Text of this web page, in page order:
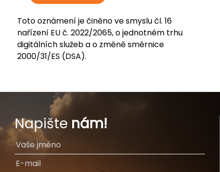
Toto oznámení je činěno ve smyslu čl. 16
nařízení EU č. 2022/2065, o jednotném trhu
digitálních služeb a o změně směrnice
2000/31/ES (DSA).
Napište nám!